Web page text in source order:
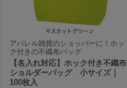
アパレル雑貨のショッパーに！ホッ
ク付きの不織布バッグ
【名入れ対応】ホック付き不織布
ショルダーバッグ 小サイズ｜
100枚入